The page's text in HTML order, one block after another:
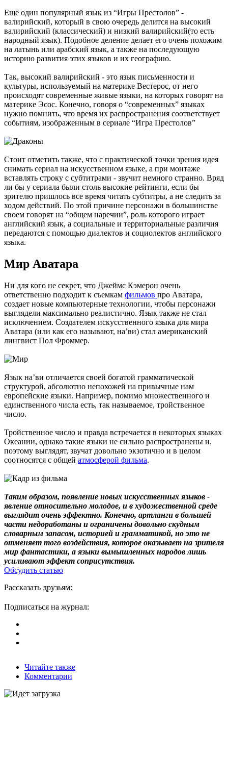
Еще один популярный язык из “Игры Престолов” -
валирийский, который в свою очередь делится на высокий
валирийский (классический) и низкий валирийский(то есть
народный язык). Подобное деление делает его очень похожим
на латынь или арабский язык, а также на последующую
историю развития этих языков и их географию.
Так, высокий валирийский - это язык письменности и
культуры, используемый на материке Вестерос, от него
происходят современные живые языки, на которых говорят на
материке Эсос. Конечно, говоря о “современных” языках
нужно помнить, что время их распространения соответствует
событиям, изображенным в сериале “Игра Престолов”
Стоит отметить также, что с практической точки зрения идея
снимать сериал на искусственном языке, а при монтаже
вставлять строку с субтитрами - звучит немного странно. Вряд
ли бы у сериала были столь высокие рейтинги, если бы
зрителю пришлось все время читать субтитры, а не следить за
ходом действий. По этой причине персонажи в большинстве
своем говорят на “общем наречии”, роль которого играет
английский язык, а социальные и территориальные различия
передаются с помощью диалектов и социолектов английского
языка.
Мир Аватара
Ни для кого не секрет, что Джеймс Кэмерон очень
ответственно подходит к съемкам фильмов про Аватара,
создает новые компьютерные технологии, чтобы персонажи
выглядели максимально реалистично. Язык также не стал
исключением. Создателем искусственного языка для мира
Аватара (или как его называют, на’ви) стал американский
лингвист Пол Фроммер.
Язык на’ви отличается своей богатой грамматической
структурой, абсолютно непохожей на привычные нам
европейские языки. Например, помимо множественного и
единственного числа есть, так называемое, тройственное
число.
Тройственное число и правда встречается в некоторых языках
Океании, однако такие языки не сильно распространены и,
поэтому выглядят, звучат довольно экзотично и в целом
соотносятся с общей атмосферой фильма.
Таким образом, появление новых искусственных языков -
явление относительно молодое, и в художественной среде
выглядит очень эффектно. Конечно, артланги в большей
части недоработаны и ограничены довольно скудным
словарным запасом, историей и грамматикой, но это не
отменяет того воздействия, которое оказывает на зрителя
мир фантастики, а языки вымышленных народов лишь
усиливают эффект соприсутствия.
Обсудить статью
Рассказать друзьям:
Подписаться на журнал:
Читайте также
Комментарии